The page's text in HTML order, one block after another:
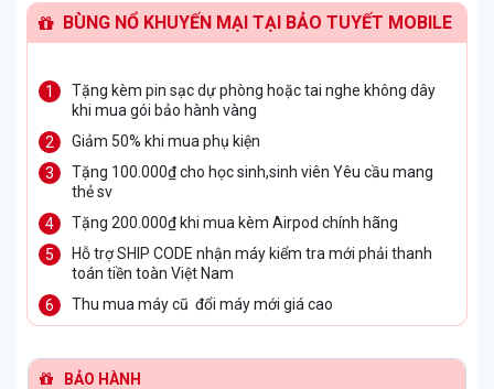
BÙNG NỔ KHUYẾN MẠI TẠI BẢO TUYẾT MOBILE
Tặng kèm pin sạc dự phòng hoặc tai nghe không dây
khi mua gói bảo hành vàng
Giảm 50% khi mua phụ kiện
Tặng 100.000₫ cho học sinh,sinh viên Yêu cầu mang
thẻ sv
Tặng 200.000₫ khi mua kèm Airpod chính hãng
Hỗ trợ SHIP CODE nhận máy kiểm tra mới phải thanh
toán tiền toàn Việt Nam
Thu mua máy cũ đổi máy mới giá cao
BẢO HÀNH